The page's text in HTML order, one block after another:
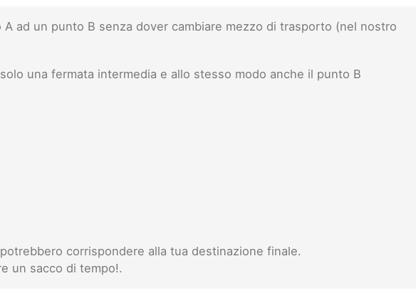
A ad un punto B senza dover cambiare mezzo di trasporto (nel nostro
una fermata intermedia e allo stesso modo anche il punto B
corrispondere alla tua destinazione finale.
un sacco di tempo!.